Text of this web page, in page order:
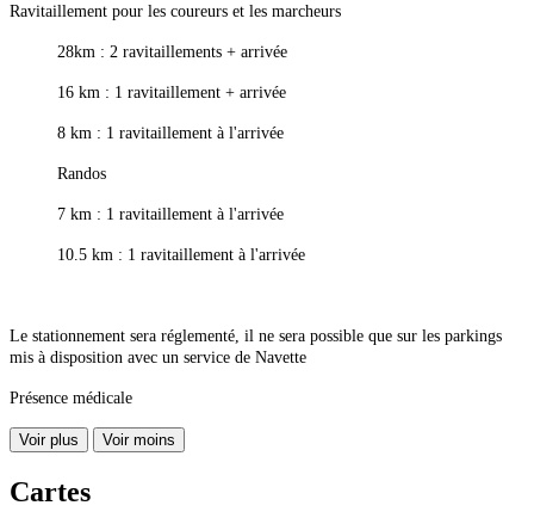
Ravitaillement pour les coureurs et les marcheurs
28km : 2 ravitaillements + arrivée
16 km : 1 ravitaillement + arrivée
8 km : 1 ravitaillement à l'arrivée
Randos
7 km : 1 ravitaillement à l'arrivée
10.5 km : 1 ravitaillement à l'arrivée
Le stationnement sera réglementé, il ne sera possible que sur les parkings
mis à disposition avec un service de Navette
Présence médicale
Voir plus Voir moins
Cartes